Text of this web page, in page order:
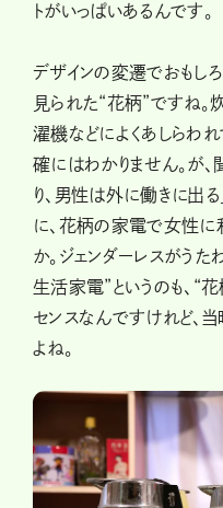
トがいっぱいあるんです。
デザインの変遷でおもし
見られた“花柄”ですね。
濯機などによくあしらわ
確にはわかりません。が
り、男性は外に働きに出
に、花柄の家電で女性に
か。ジェンダーレスがう
生活家電”というのも、“
センスなんですけれど、
よね。